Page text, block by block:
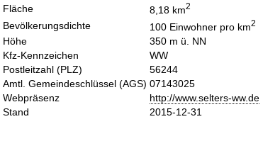
Fläche
8,18 km2
Bevölkerungsdichte 100 Einwohner pro km2
Höhe
350 m ü. NN
Kfz-Kennzeichen
WW
Postleitzahl (PLZ)
56244
Amtl. Gemeindeschlüssel (AGS) 07143025
Webpräsenz
http://www.selters-ww.de
Stand
2015-12-31